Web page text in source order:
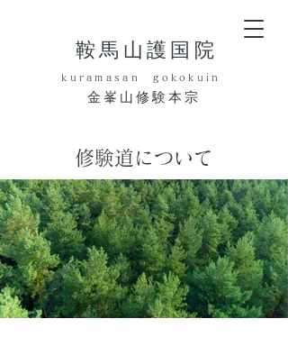
​鞍馬山護国院
​kuramasan gokokuin
​金峯山修験本宗
修験道について